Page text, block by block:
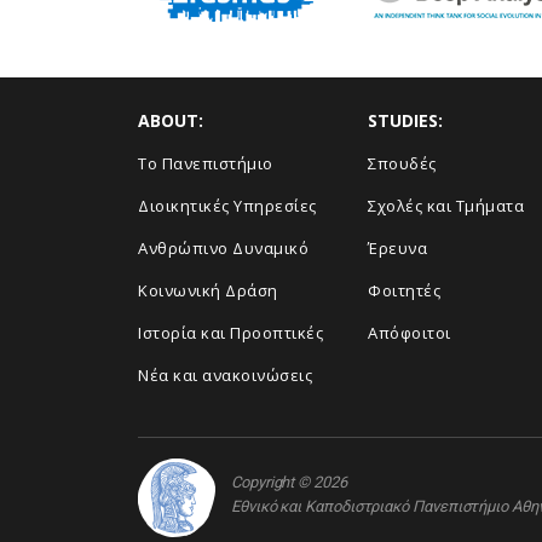
ABOUT:
Το Πανεπιστήμιο
Διοικητικές Υπηρεσίες
Ανθρώπινο Δυναμικό
Κοινωνική Δράση
Ιστορία και Προοπτικές
Νέα και ανακοινώσεις
STUDIES:
Σπουδές
Σχολές και Τμήματα
Έρευνα
Φοιτητές
Απόφοιτοι
Copyright © 2026
Εθνικό και Καποδιστριακό Πανεπιστήμιο